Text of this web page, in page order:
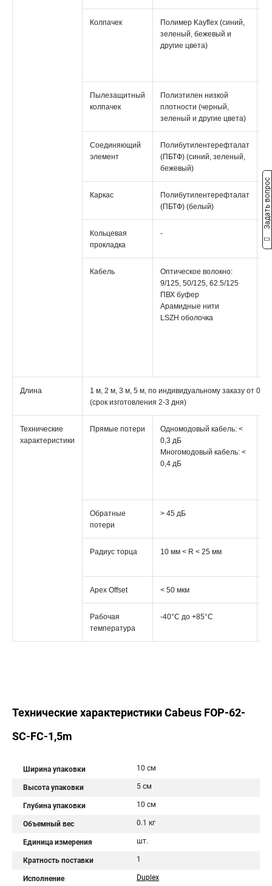
Колпачек
Полимер Kayflex (синий,
зеленый, бежевый и
другие цвета)
Пылезащитный
колпачек
Полиэтилен низкой
плотности (черный,
зеленый и другие цвета)
Соединяющий
элемент
Полибутилентерефталат
(ПБТФ) (синий, зеленый,
бежевый)
Каркас
Полибутилентерефталат
(ПБТФ) (белый)
Кольцевая
прокладка
-
Кабель
Оптическое волокно:
9/125, 50/125, 62.5/125
ПВХ буфер
Арамидные нити
LSZH оболочка
Длина
1 м, 2 м, 3 м, 5 м, по индивидуальному заказу от
(срок изготовления 2-3 дня)
Технические
характеристики
Прямые потери
Одномодовый кабель: <
0,3 дБ
Многомодовый кабель: <
0,4 дБ
Обратные
потери
> 45 дБ
Радиус торца 10 мм < R < 25 мм
Apex Offset < 50 мкм
Рабочая
температура
-40°C дo +85°C
Технические характеристики Cabeus FOP-62-
SC-FC-1,5m
Ширина упаковки 10 см
Высота упаковки 5 см
Глубина упаковки 10 см
Объемный вес 0.1 кг
Единица измерения шт.
Кратность поставки 1
Исполнение Duplex
Задать вопрос